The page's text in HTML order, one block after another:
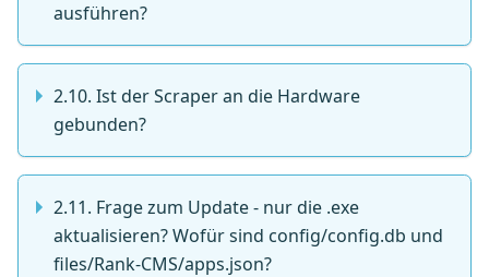
ausführen?
2.10. Ist der Scraper an die Hardware
gebunden?
2.11. Frage zum Update - nur die .exe
aktualisieren? Wofür sind config/config.db und
files/Rank-CMS/apps.json?